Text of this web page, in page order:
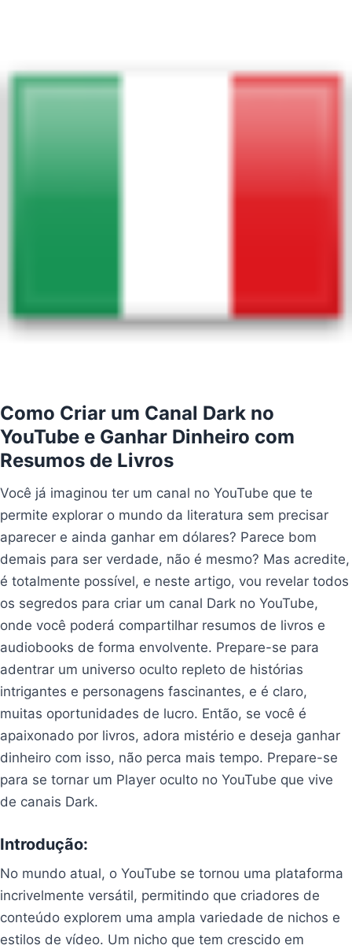
Como Criar um Canal Dark no
YouTube e Ganhar Dinheiro com
Resumos de Livros
Você já imaginou ter um canal no YouTube que te
permite explorar o mundo da literatura sem precisar
aparecer e ainda ganhar em dólares? Parece bom
demais para ser verdade, não é mesmo? Mas acredite,
é totalmente possível, e neste artigo, vou revelar todos
os segredos para criar um canal Dark no YouTube,
onde você poderá compartilhar resumos de livros e
audiobooks de forma envolvente. Prepare-se para
adentrar um universo oculto repleto de histórias
intrigantes e personagens fascinantes, e é claro,
muitas oportunidades de lucro. Então, se você é
apaixonado por livros, adora mistério e deseja ganhar
dinheiro com isso, não perca mais tempo. Prepare-se
para se tornar um Player oculto no YouTube que vive
de canais Dark.
Introdução:
No mundo atual, o YouTube se tornou uma plataforma
incrivelmente versátil, permitindo que criadores de
conteúdo explorem uma ampla variedade de nichos e
estilos de vídeo. Um nicho que tem crescido em